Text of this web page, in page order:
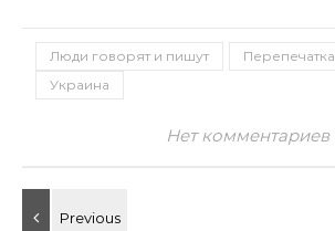
Люди говорят и пишут Перепечатка
Украина
Нет комментариев